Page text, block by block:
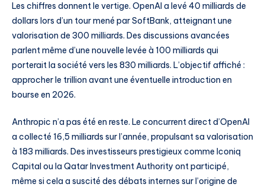
Les chiffres donnent le vertige. OpenAI a levé 40 milliards de
dollars lors d’un tour mené par SoftBank, atteignant une
valorisation de 300 milliards. Des discussions avancées
parlent même d’une nouvelle levée à 100 milliards qui
porterait la société vers les 830 milliards. L’objectif affiché :
approcher le trillion avant une éventuelle introduction en
bourse en 2026.
Anthropic n’a pas été en reste. Le concurrent direct d’OpenAI
a collecté 16,5 milliards sur l’année, propulsant sa valorisation
à 183 milliards. Des investisseurs prestigieux comme Iconiq
Capital ou la Qatar Investment Authority ont participé,
même si cela a suscité des débats internes sur l’origine de